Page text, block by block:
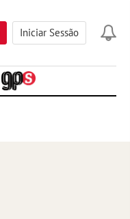
Iniciar Sessão